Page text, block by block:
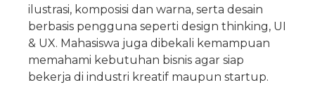
ilustrasi, komposisi dan warna, serta desain
berbasis pengguna seperti design thinking, UI
& UX. Mahasiswa juga dibekali kemampuan
memahami kebutuhan bisnis agar siap
bekerja di industri kreatif maupun startup.